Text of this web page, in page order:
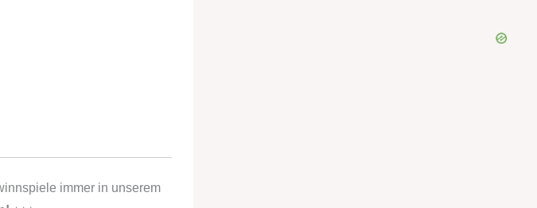
immer in unserem